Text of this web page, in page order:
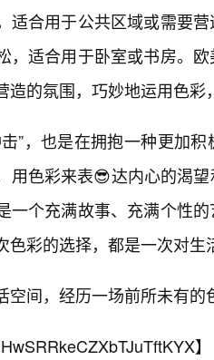
适合用于公共区域或需要
，适合用于卧室或书房。
的氛围，巧妙地运用色彩
”，也是在拥抱一种更加
用色彩来表😎达内心的渴
一个充满故事、充满个性
色彩的选择，都是一次对
空间，经历一场前所未有的
】